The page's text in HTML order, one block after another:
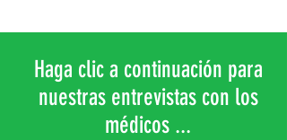
Haga clic a continuación para
nuestras entrevistas con los
médicos ...